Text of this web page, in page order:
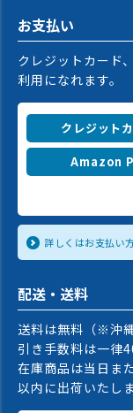
お支払い
クレジットカード
利用になれます。
クレジット
Amazon
詳しくはお支払い
配送・送料
送料は無料（※沖
引き手数料は一律
在庫商品は当日ま
以内に出荷いたしま